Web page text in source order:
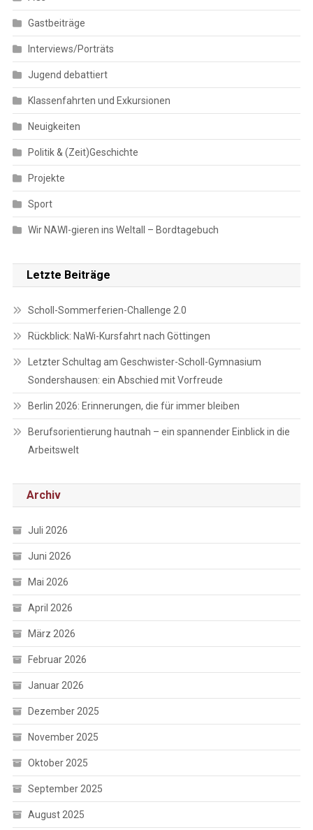
Gastbeiträge
Interviews/Porträts
Jugend debattiert
Klassenfahrten und Exkursionen
Neuigkeiten
Politik & (Zeit)Geschichte
Projekte
Sport
Wir NAWI-gieren ins Weltall – Bordtagebuch
Letzte Beiträge
Scholl-Sommerferien-Challenge 2.0
Rückblick: NaWi-Kursfahrt nach Göttingen
Letzter Schultag am Geschwister-Scholl-Gymnasium
Sondershausen: ein Abschied mit Vorfreude
Berlin 2026: Erinnerungen, die für immer bleiben
Berufsorientierung hautnah – ein spannender Einblick in die
Arbeitswelt
Archiv
Juli 2026
Juni 2026
Mai 2026
April 2026
März 2026
Februar 2026
Januar 2026
Dezember 2025
November 2025
Oktober 2025
September 2025
August 2025